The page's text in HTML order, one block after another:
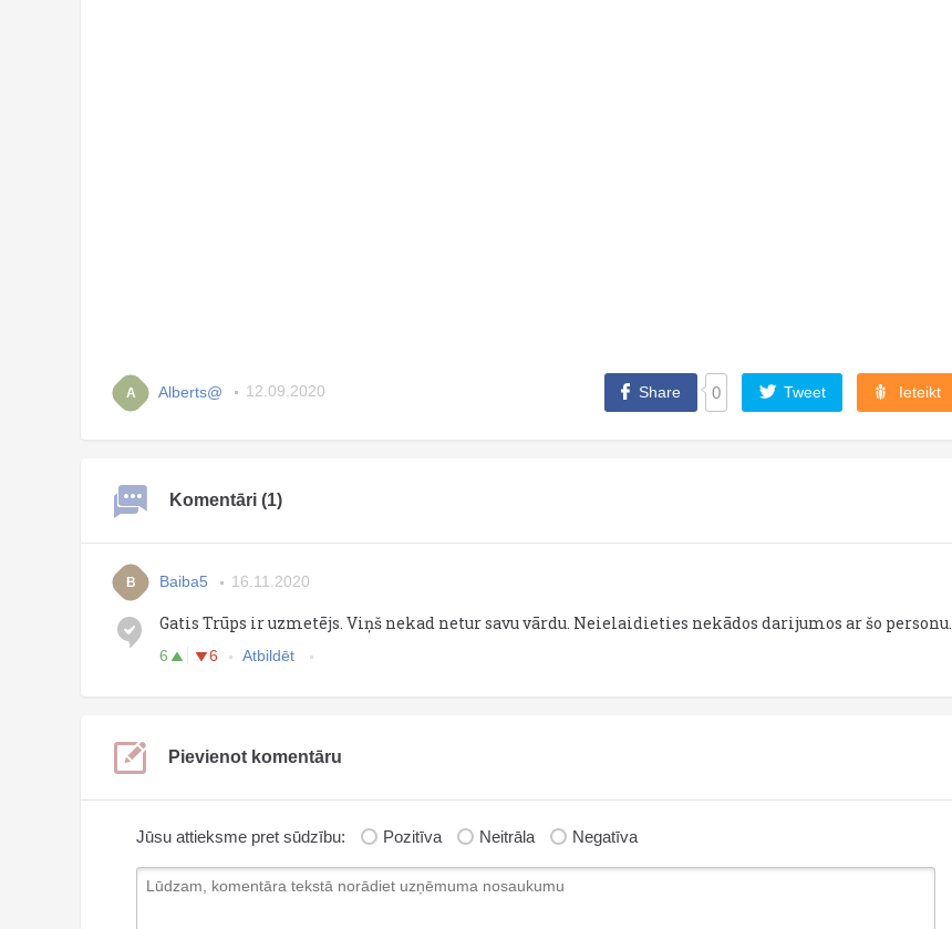
A Alberts@ 12.09.2020 Share 0 Tweet Ieteikt
Komentāri (1)
B Baiba5 16.11.2020
Gatis Trūps ir uzmetējs. Viņš nekad netur savu vārdu. Neielaidieties nekādos darijumos ar šo personu.
6 6 Atbildēt
Pievienot komentāru
Jūsu attieksme pret sūdzību: Pozitīva Neitrāla Negatīva